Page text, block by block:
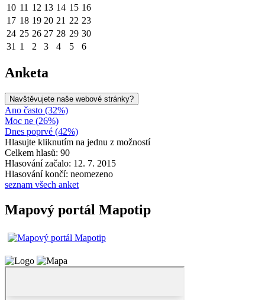
10 11 12 13 14 15 16
17 18 19 20 21 22 23
24 25 26 27 28 29 30
31 1 2 3 4 5 6
Anketa
Navštěvujete naše webové stránky?
Ano často (32%)
Moc ne (26%)
Dnes poprvé (42%)
Hlasujte kliknutím na jednu z možností
Celkem hlasů: 90
Hlasování začalo: 12. 7. 2015
Hlasování končí: neomezeno
seznam všech anket
Mapový portál Mapotip